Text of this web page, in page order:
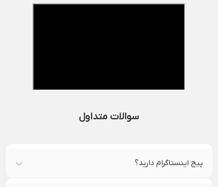
سوالات متداول
پیج اینستاگرام دارید؟